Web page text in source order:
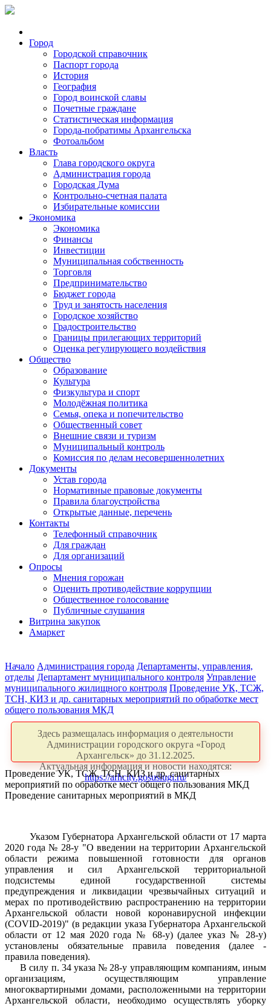
Город
Городской справочник
Паспорт города
История
География
Город воинской славы
Почетные граждане
Статистическая информация
Города-побратимы Архангельска
Фотоальбом
Власть
Глава городского округа
Администрация города
Городская Дума
Контрольно-счетная палата
Избирательные комиссии
Экономика
Экономика
Финансы
Инвестиции
Муниципальная собственность
Торговля
Предпринимательство
Бюджет города
Труд и занятость населения
Городское хозяйство
Градостроительство
Границы прилегающих территорий
Оценка регулирующего воздействия
Общество
Образование
Культура
Физкультура и спорт
Молодёжная политика
Семья, опека и попечительство
Общественный совет
Внешние связи и туризм
Муниципальный контроль
Комиссия по делам несовершеннолетних
Документы
Устав города
Нормативные правовые документы
Правила благоустройства
Открытые данные, перечень
Контакты
Телефонный справочник
Для граждан
Для организаций
Опросы
Мнения горожан
Оценить противодействие коррупции
Общественное голосование
Публичные слушания
Витрина закупок
Амаркет
Начало Администрация города Департаменты, управления,
отделы Департамент муниципального контроля Управление
муниципального жилищного контроля Проведение УК, ТСЖ,
ТСН, КИЗ и др. санитарных мероприятий по обработке мест
общего пользования МКД
Здесь размещалась информация о деятельности
Администрации городского округа «Город
Архангельск» до 31.12.2025.
Актуальная информация и новости находятся:
https://arhcity.gosuslugi.ru/
Проведение УК, ТСЖ, ТСН, КИЗ и др. санитарных
мероприятий по обработке мест общего пользования МКД
Проведение санитарных мероприятий в МКД
Указом Губернатора Архангельской области от 17 марта
2020 года № 28-у "О введении на территории Архангельской
области режима повышенной готовности для органов
управления и сил Архангельской территориальной
подсистемы единой государственной системы
предупреждения и ликвидации чрезвычайных ситуаций и
мерах по противодействию распространению на территории
Архангельской области новой коронавирусной инфекции
(COVID-2019)" (в редакции указа Губернатора Архангельской
области от 12 мая 2020 года № 68-у) (далее указ № 28-у)
установлены обязательные правила поведения (далее -
правила поведения).
В силу п. 34 указа № 28-у управляющим компаниям, иным
организациям, осуществляющим управление
многоквартирными домами, расположенными на территории
Архангельской области, необходимо осуществлять уборку